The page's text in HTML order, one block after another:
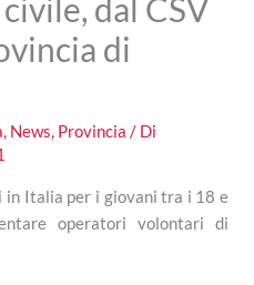
dal CSV
di
, News, Provincia / Di
in Italia per i giovani tra i 18 e
operatori volontari di